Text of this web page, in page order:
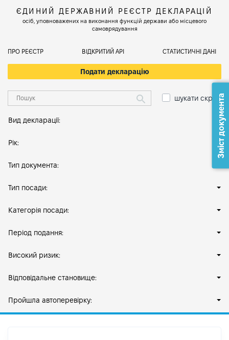
ЄДИНИЙ ДЕРЖАВНИЙ РЕЄСТР ДЕКЛАРАЦІЙ
осіб, уповноважених на виконання функцій держави або місцевого
самоврядування
ПРО РЕЄСТР ВІДКРИТИЙ АРІ СТАТИСТИЧНІ ДАНІ
Подати декларацію
шукати скрізь
Вид декларації:
Рік:
Тип документа:
Тип посади:
Категорія посади:
Період подання:
Високий ризик:
Відповідальне становище:
Пройшла автоперевірку:
Зміст документа